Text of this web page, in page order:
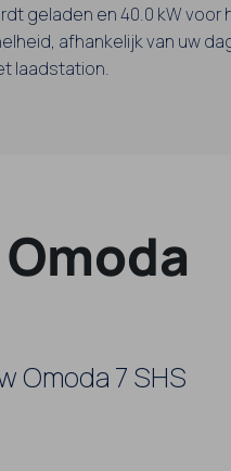
geladen en 40.0 kW voor
afhankelijk van uw
laadstation.
Omoda 7 SHS